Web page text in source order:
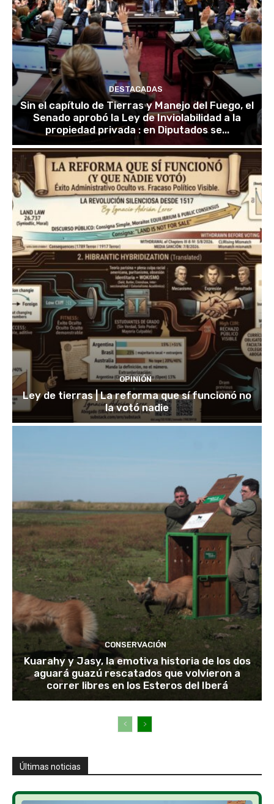
DESTACADAS
Sin el capítulo de Tierras y Manejo del Fuego, el
Senado aprobó la Ley de Inviolabilidad a la
propiedad privada : en Diputados se...
OPINIÓN
Ley de tierras | La reforma que sí funcionó no
la votó nadie
CONSERVACIÓN
Kuarahy y Jasy, la emotiva historia de los dos
aguará guazú rescatados que volvieron a
correr libres en los Esteros del Iberá
Últimas noticias